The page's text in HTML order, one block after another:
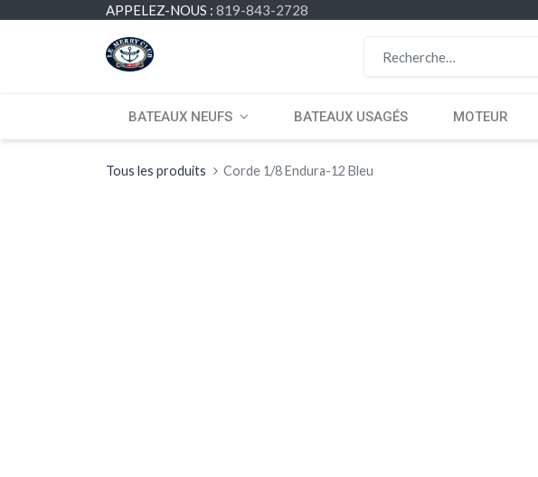
APPELEZ-NOUS : 819-843-2728
BATEAUX NEUFS BATEAUX USAGÉS MOTEUR
Tous les produits Corde 1/8 Endura-12 Bleu